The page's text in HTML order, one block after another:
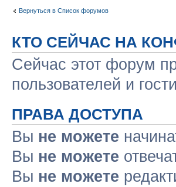
Вернуться в Список форумов
КТО СЕЙЧАС НА
Сейчас этот форум
пользователей и
ПРАВА ДОСТУПА
Вы не можете
Вы не можете
Вы не можете